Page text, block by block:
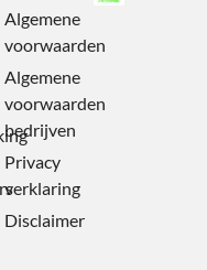
Algemene
voorwaarden
Algemene
voorwaarden
bedrijven
Privacy
verklaring
Disclaimer